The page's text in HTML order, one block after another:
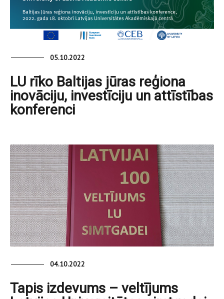
05.10.2022
LU rīko Baltijas jūras reģiona
inovāciju, investīciju un attīstības
konferenci
04.10.2022
Tapis izdevums – veltījums